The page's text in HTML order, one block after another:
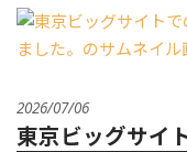
2026/07/06
東京ビッグサイ